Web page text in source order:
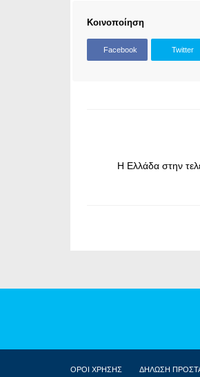
Κοινοποίηση
Facebook Twitter
Η Ελλάδα στην
ΟΡΟΙ ΧΡΗΣΗΣ ΔΗΛΩΣΗ